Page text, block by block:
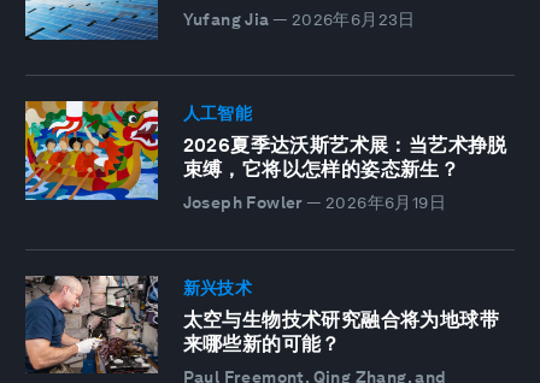
Yufang Jia — 2026年6月23日
人工智能
2026夏季达沃斯艺术展：当艺术挣脱
束缚，它将以怎样的姿态新生？
Joseph Fowler — 2026年6月19日
新兴技术
太空与生物技术研究融合将为地球带
来哪些新的可能？
Paul Freemont, Qing Zhang, and